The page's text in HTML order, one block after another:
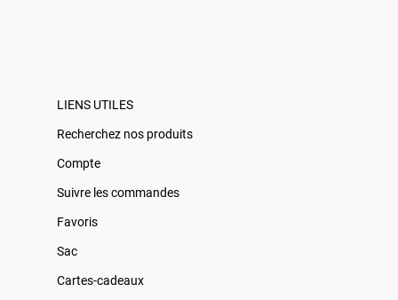
LIENS UTILES
Recherchez nos produits
Compte
Suivre les commandes
Favoris
Sac
Cartes-cadeaux